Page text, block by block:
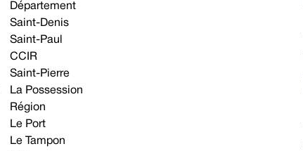
Département
Saint-Denis
Saint-Paul
CCIR
Saint-Pierre
La Possession
Région
Le Port
Le Tampon